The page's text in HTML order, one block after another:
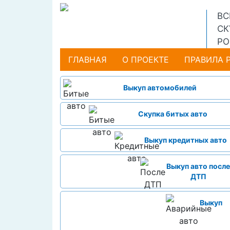
ГЛАВНАЯ (CURRENT)
О ПРОЕКТЕ ПРАВИЛА
Выкуп автомобилей
Скупка битых авто
Выкуп кредитных авто
Выкуп авто после
ДТП
Выкуп